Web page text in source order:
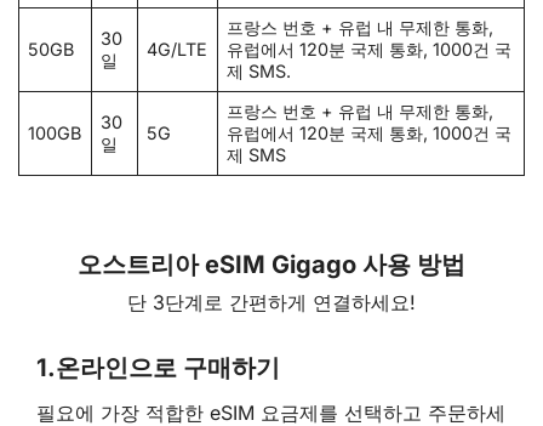
50GB
30
일
4G/LTE
프랑스 번호 + 유럽 내 무제한 통화,
유럽에서 120분 국제 통화, 1000건 국
제 SMS.
100GB
30
일
5G
프랑스 번호 + 유럽 내 무제한 통화,
유럽에서 120분 국제 통화, 1000건 국
제 SMS
오스트리아 eSIM Gigago 사용 방법
단 3단계로 간편하게 연결하세요!
1.온라인으로 구매하기
필요에 가장 적합한 eSIM 요금제를 선택하고 주문하세